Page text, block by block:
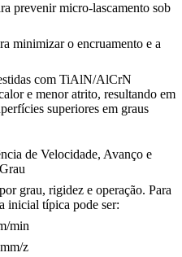
prevenir micro-lascamento sob
minimizar o encruamento e a
com TiAlN/AlCrN
e menor atrito, resultando em
superiores em graus
de Velocidade, Avanço e
grau, rigidez e operação. Para
inicial típica pode ser:
min
z